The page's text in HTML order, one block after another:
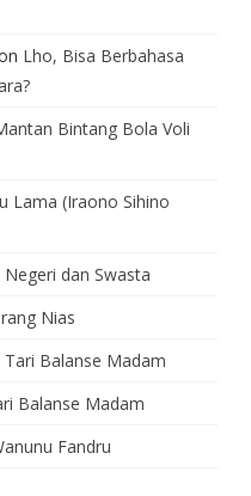
Lho, Bisa Berbahasa
Bintang Bola Voli
Lama (Iraono Sihino
dan Swasta
Nias
Tari Balanse Madam
Balanse Madam
Fandru